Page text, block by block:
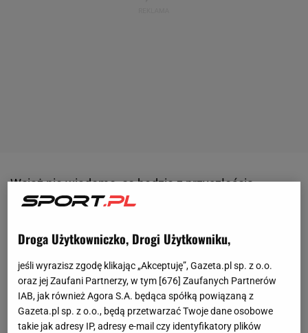
Wciąż nie wiadomo, co będzie z przyszłością
Roberta Lewandowskiego
przedłużenie umowy 37-letniego napastnika nie są
duże i coraz częściej spekuluje się, że odejdzie do
innego klubu. Zagraniczne media pisały już o
zainteresowaniu Lewandowskim ze strony m.in.
Juventusu, Milanu czy klubów z Arabii Saudyjskiej i
Droga Użytkowniczko, Drogi Użytkowniku,
jeśli wyrazisz zgodę klikając „Akceptuję”, Gazeta.pl sp. z o.o.
oraz jej Zaufani Partnerzy, w tym [676] Zaufanych Partnerów
IAB, jak również Agora S.A. będąca spółką powiązaną z
Gazeta.pl sp. z o.o., będą przetwarzać Twoje dane osobowe
takie jak adresy IP, adresy e-mail czy identyfikatory plików